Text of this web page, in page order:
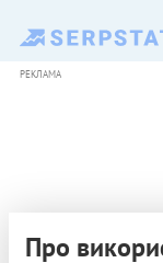
РЕКЛАМА
Про